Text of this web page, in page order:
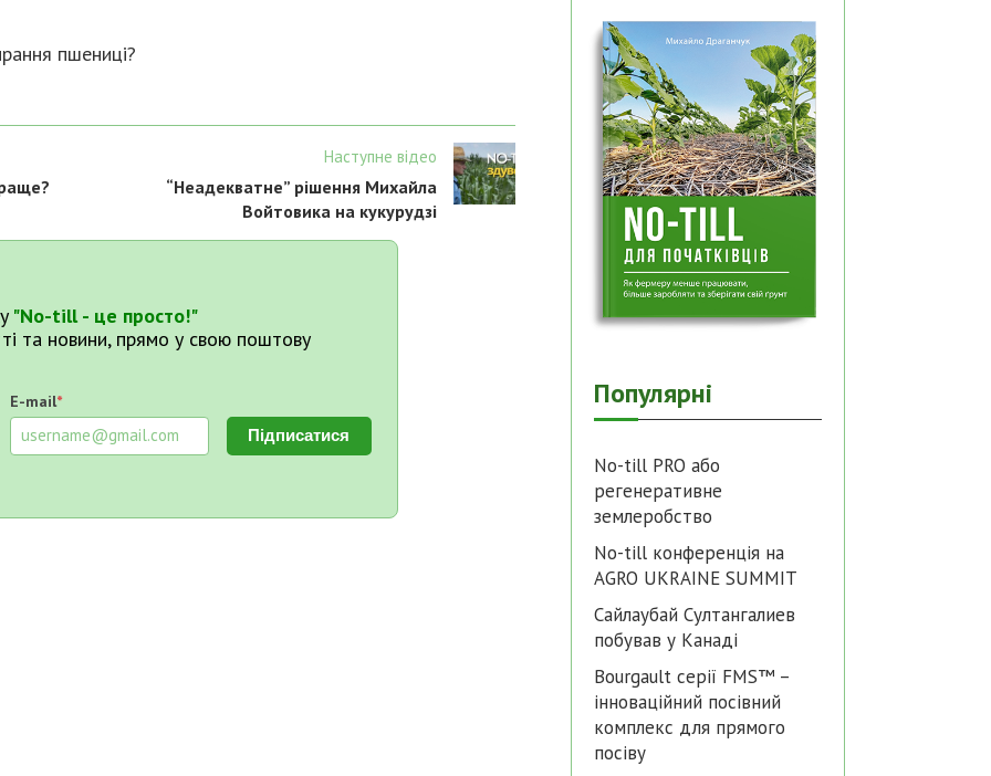
пшениці?
Наступне відео
“Неадекватне” рішення Михайла
Войтовика на кукурудзі
"No-till - це просто!"
та новини, прямо у свою поштову
E-mail*
Підписатися
Популярні
No-till PRO або
регенеративне
землеробство
No-till конференція на
AGRO UKRAINE SUMMIT
Сайлаубай Султангалиев
побував у Канаді
Bourgault серії FMS™ –
інноваційний посівний
комплекс для прямого
посіву